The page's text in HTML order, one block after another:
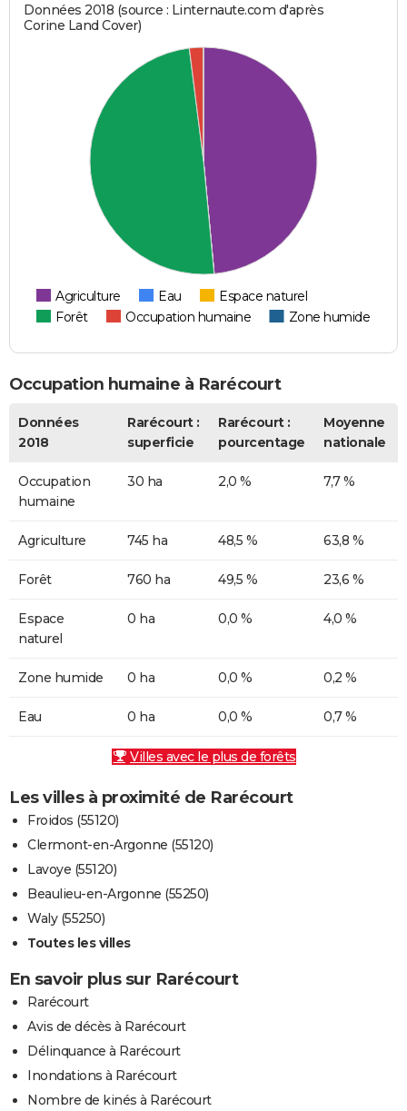
Données 2018 (source : Linternaute.com d'après
Corine Land Cover)
Agriculture Eau
Espace naturel
Forêt
Occupation humaine Zone humide
Occupation humaine à Rarécourt
Données
2018
Rarécourt :
superficie
Rarécourt :
pourcentage
Moyenne
nationale
Occupation
humaine
30 ha 2,0 % 7,7 %
Agriculture 745 ha 48,5 % 63,8 %
Forêt 760 ha 49,5 % 23,6 %
Espace
naturel
0 ha 0,0 % 4,0 %
Zone humide 0 ha 0,0 % 0,2 %
Eau 0 ha 0,0 % 0,7 %
Villes avec le plus de forêts
Les villes à proximité de Rarécourt
Froidos (55120)
Clermont-en-Argonne (55120)
Lavoye (55120)
Beaulieu-en-Argonne (55250)
Waly (55250)
Toutes les villes
En savoir plus sur Rarécourt
Rarécourt
Avis de décès à Rarécourt
Délinquance à Rarécourt
Inondations à Rarécourt
Nombre de kinés à Rarécourt